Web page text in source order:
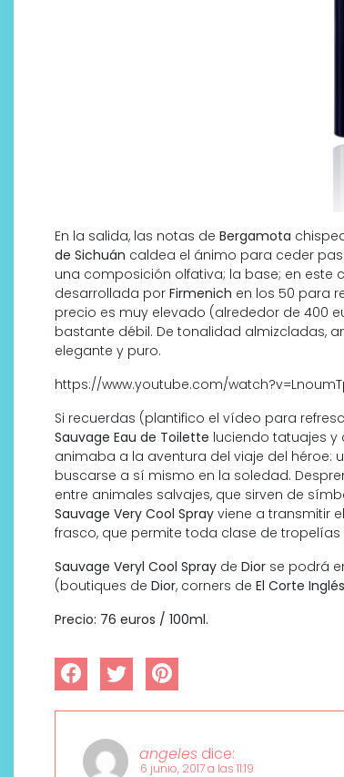
En la salida, las notas de Bergamota
de Sichuán caldea el ánimo para ceder
una composición olfativa; la base; en este
desarrollada por Firmenich en los 50 para
precio es muy elevado (alrededor de 400
bastante débil. De tonalidad almizcladas,
elegante y puro.
https://www.youtube.com/
Si recuerdas (plantifico el vídeo para
Sauvage Eau de Toilette luciendo tatuajes y
animaba a la aventura del viaje del
buscarse a sí mismo en la soledad.
entre animales salvajes, que sirven de
Sauvage Very Cool Spray viene a transmitir
frasco, que permite toda clase de
Sauvage Veryl Cool Spray de Dior se podrá
(boutiques de Dior, corners de El Corte Inglés
Precio: 76 euros / 100ml.
angeles dice:
6 junio, 2017 a las 11:19
¿Qué revelan las
de Alexia Putellas
sobre la nueva era del
objeto-artista?